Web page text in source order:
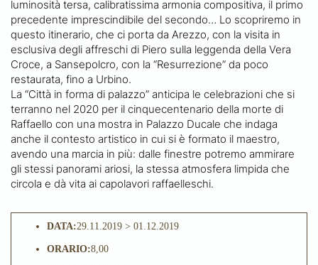
luminosità tersa, calibratissima armonia compositiva, il primo
precedente imprescindibile del secondo… Lo scopriremo in
questo itinerario, che ci porta da Arezzo, con la visita in
esclusiva degli affreschi di Piero sulla leggenda della Vera
Croce, a Sansepolcro, con la “Resurrezione” da poco
restaurata, fino a Urbino.
La “Città in forma di palazzo” anticipa le celebrazioni che si
terranno nel 2020 per il cinquecentenario della morte di
Raffaello con una mostra in Palazzo Ducale che indaga
anche il contesto artistico in cui si è formato il maestro,
avendo una marcia in più: dalle finestre potremo ammirare
gli stessi panorami ariosi, la stessa atmosfera limpida che
circola e dà vita ai capolavori raffaelleschi.
DATA:29.11.2019 > 01.12.2019
ORARIO:8,00